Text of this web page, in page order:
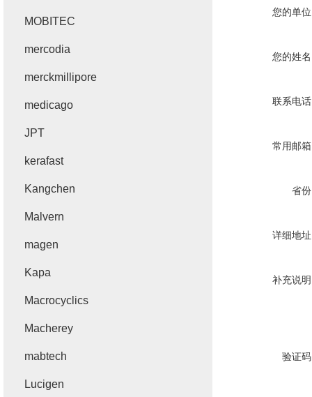
您的单
您的姓
联系电
常用邮
省
详细地
补充说
验证
MOBITEC
mercodia
merckmillipore
medicago
JPT
kerafast
Kangchen
Malvern
magen
Kapa
Macrocyclics
Macherey
mabtech
Lucigen